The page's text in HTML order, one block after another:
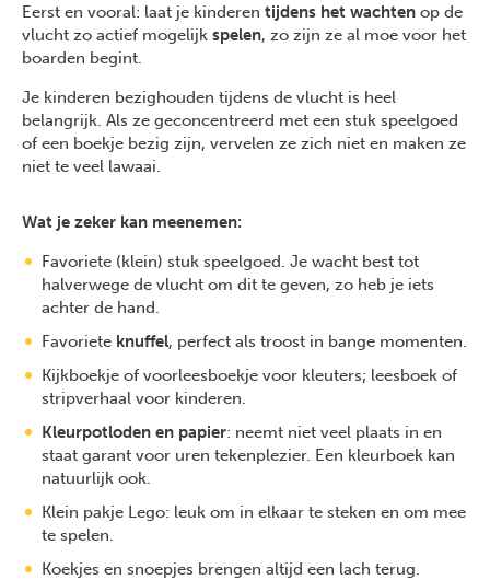
Eerst en vooral: laat je kinderen tijdens het wachten op de
vlucht zo actief mogelijk spelen, zo zijn ze al moe voor het
boarden begint.
Je kinderen bezighouden tijdens de vlucht is heel
belangrijk. Als ze geconcentreerd met een stuk speelgoed
of een boekje bezig zijn, vervelen ze zich niet en maken ze
niet te veel lawaai.
Wat je zeker kan meenemen:
Favoriete (klein) stuk speelgoed. Je wacht best tot
halverwege de vlucht om dit te geven, zo heb je iets
achter de hand.
Favoriete knuffel, perfect als troost in bange momenten.
Kijkboekje of voorleesboekje voor kleuters; leesboek of
stripverhaal voor kinderen.
Kleurpotloden en papier: neemt niet veel plaats in en
staat garant voor uren tekenplezier. Een kleurboek kan
natuurlijk ook.
Klein pakje Lego: leuk om in elkaar te steken en om mee
te spelen.
Koekjes en snoepjes brengen altijd een lach terug.